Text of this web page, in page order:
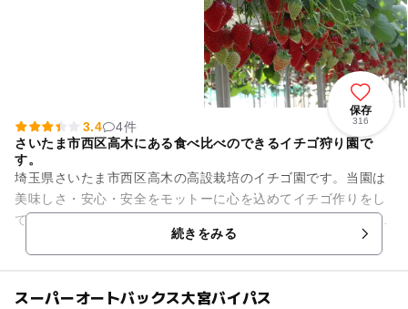
保存
316
3.4
4件
さいたま市西区高木にある食べ比べのできるイチゴ狩り園で
す。
埼玉県さいたま市西区高木の高設栽培のイチゴ園です。当園は
美味しさ・安心・安全をモットーに心を込めてイチゴ作りをし
ています。都心からのアクセス良好で、新しく出来た17号（上
尾道路）から広い道で来園...続きをみる
スーパーオートバックス大宮バイパス